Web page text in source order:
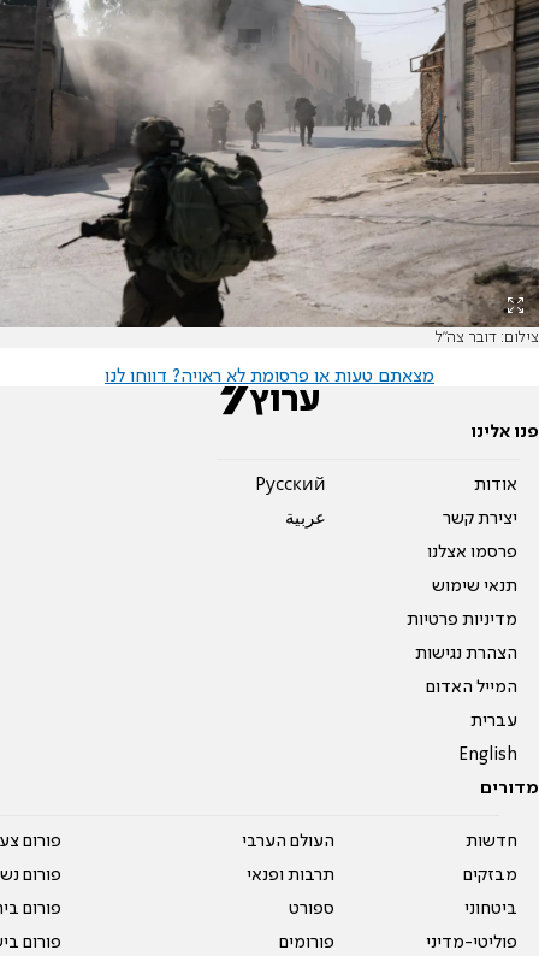
צילום: דובר צה"ל
מצאתם טעות או פרסומת לא ראויה? דווחו לנו
פנו אלינו
אודות
יצירת קשר
פרסמו אצלנו
תנאי שימוש
מדיניות פרטיות
הצהרת נגישות
המייל האדום
עברית
English
Pусский
عربية
מדורים
חדשות
מבזקים
ביטחוני
פוליטי-מדיני
העולם הערבי
תרבות ופנאי
ספורט
פורומים
פורום
פורום
פורום
פורום